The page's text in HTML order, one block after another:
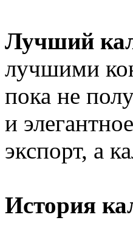
Лучший
лучшими
пока не
и
экспорт, а
История